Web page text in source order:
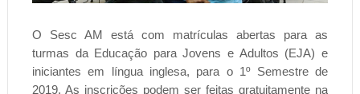
O Sesc AM está com matrículas abertas para as
turmas da Educação para Jovens e Adultos (EJA) e
iniciantes em língua inglesa, para o 1º Semestre de
2019. As inscrições podem ser feitas gratuitamente na